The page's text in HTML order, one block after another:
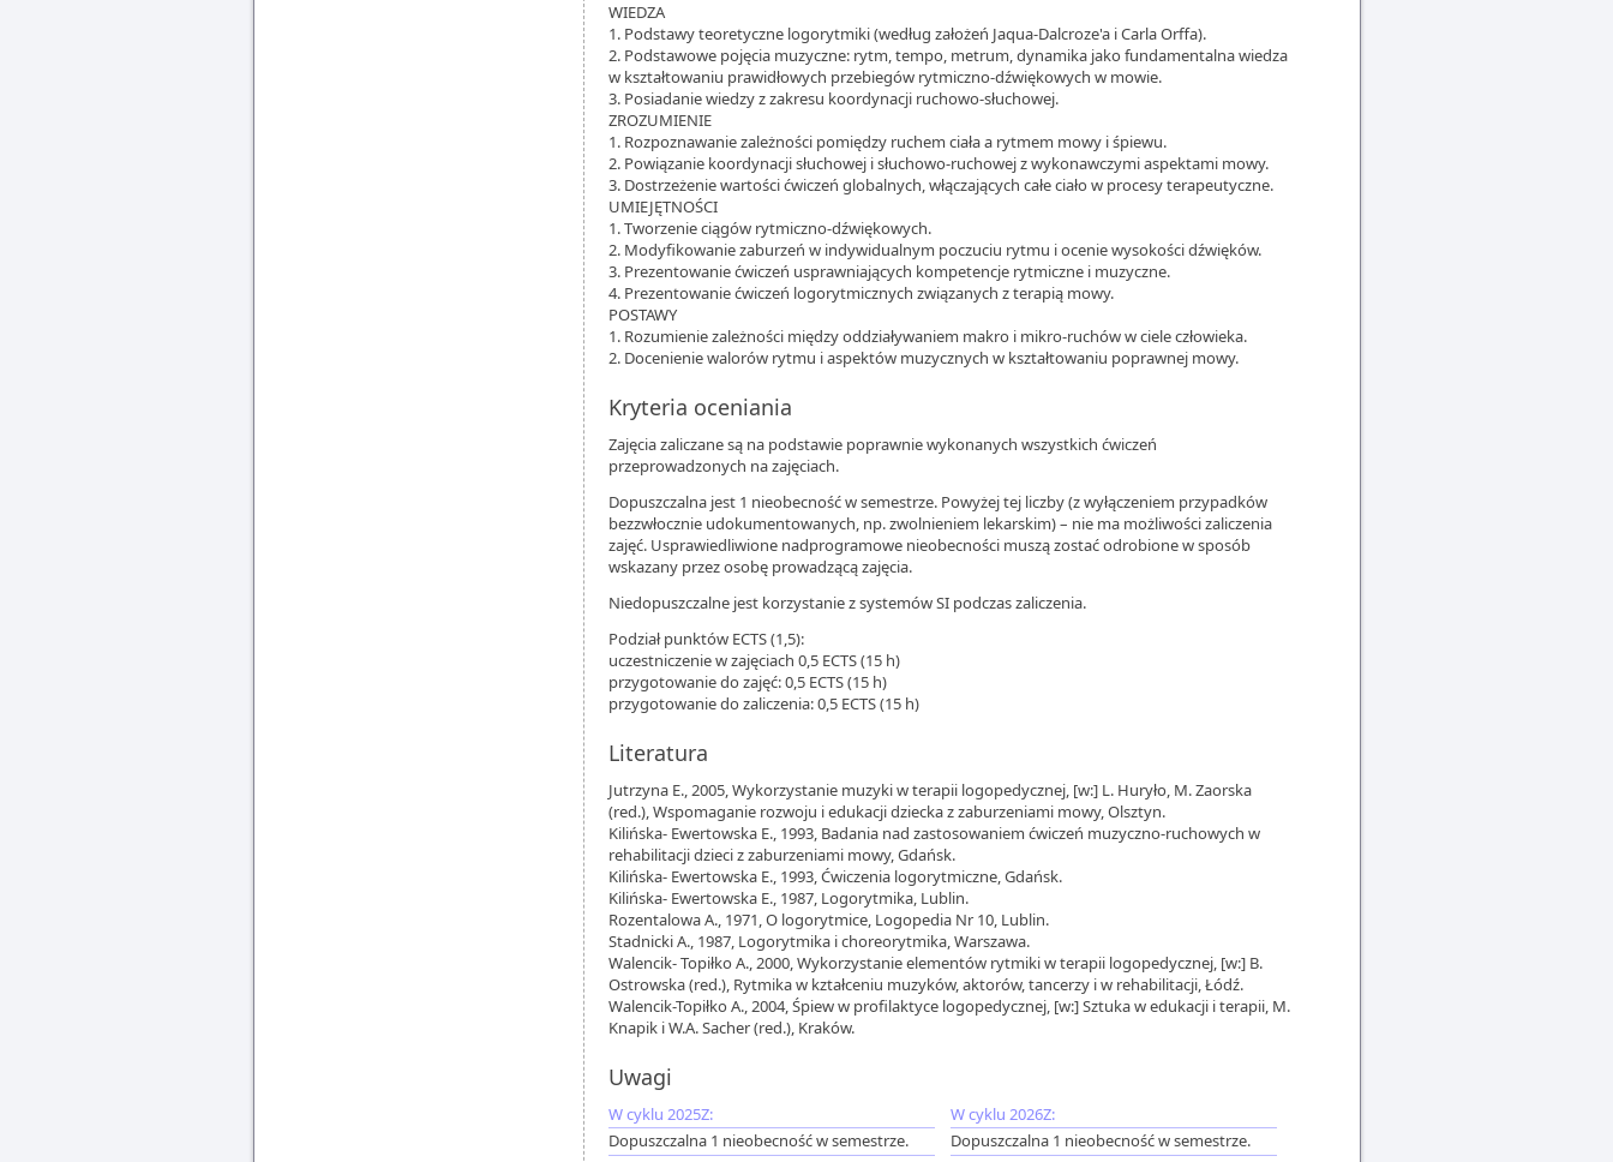
WIEDZA
1. Podstawy teoretyczne logorytmiki (według założeń Jaqua-Dalcroze'a i Carla Orffa).
2. Podstawowe pojęcia muzyczne: rytm, tempo, metrum, dynamika jako fundamentalna wiedza
w kształtowaniu prawidłowych przebiegów rytmiczno-dźwiękowych w mowie.
3. Posiadanie wiedzy z zakresu koordynacji ruchowo-słuchowej.
ZROZUMIENIE
1. Rozpoznawanie zależności pomiędzy ruchem ciała a rytmem mowy i śpiewu.
2. Powiązanie koordynacji słuchowej i słuchowo-ruchowej z wykonawczymi aspektami mowy.
3. Dostrzeżenie wartości ćwiczeń globalnych, włączających całe ciało w procesy terapeutyczne.
UMIEJĘTNOŚCI
1. Tworzenie ciągów rytmiczno-dźwiękowych.
2. Modyfikowanie zaburzeń w indywidualnym poczuciu rytmu i ocenie wysokości dźwięków.
3. Prezentowanie ćwiczeń usprawniających kompetencje rytmiczne i muzyczne.
4. Prezentowanie ćwiczeń logorytmicznych związanych z terapią mowy.
POSTAWY
1. Rozumienie zależności między oddziaływaniem makro i mikro-ruchów w ciele człowieka.
2. Docenienie walorów rytmu i aspektów muzycznych w kształtowaniu poprawnej mowy.
Kryteria oceniania
Zajęcia zaliczane są na podstawie poprawnie wykonanych wszystkich ćwiczeń
przeprowadzonych na zajęciach.
Dopuszczalna jest 1 nieobecność w semestrze. Powyżej tej liczby (z wyłączeniem przypadków
bezzwłocznie udokumentowanych, np. zwolnieniem lekarskim) – nie ma możliwości zaliczenia
zajęć. Usprawiedliwione nadprogramowe nieobecności muszą zostać odrobione w sposób
wskazany przez osobę prowadzącą zajęcia.
Niedopuszczalne jest korzystanie z systemów SI podczas zaliczenia.
Podział punktów ECTS (1,5):
uczestniczenie w zajęciach 0,5 ECTS (15 h)
przygotowanie do zajęć: 0,5 ECTS (15 h)
przygotowanie do zaliczenia: 0,5 ECTS (15 h)
Literatura
Jutrzyna E., 2005, Wykorzystanie muzyki w terapii logopedycznej, [w:] L. Huryło, M. Zaorska
(red.), Wspomaganie rozwoju i edukacji dziecka z zaburzeniami mowy, Olsztyn.
Kilińska- Ewertowska E., 1993, Badania nad zastosowaniem ćwiczeń muzyczno-ruchowych w
rehabilitacji dzieci z zaburzeniami mowy, Gdańsk.
Kilińska- Ewertowska E., 1993, Ćwiczenia logorytmiczne, Gdańsk.
Kilińska- Ewertowska E., 1987, Logorytmika, Lublin.
Rozentalowa A., 1971, O logorytmice, Logopedia Nr 10, Lublin.
Stadnicki A., 1987, Logorytmika i choreorytmika, Warszawa.
Walencik- Topiłko A., 2000, Wykorzystanie elementów rytmiki w terapii logopedycznej, [w:] B.
Ostrowska (red.), Rytmika w kztałceniu muzyków, aktorów, tancerzy i w rehabilitacji, Łódź.
Walencik-Topiłko A., 2004, Śpiew w profilaktyce logopedycznej, [w:] Sztuka w edukacji i terapii, M.
Knapik i W.A. Sacher (red.), Kraków.
Uwagi
W cyklu 2025Z:
Dopuszczalna 1 nieobecność w semestrze.
W cyklu 2026Z:
Dopuszczalna 1 nieobecność w semestrze.